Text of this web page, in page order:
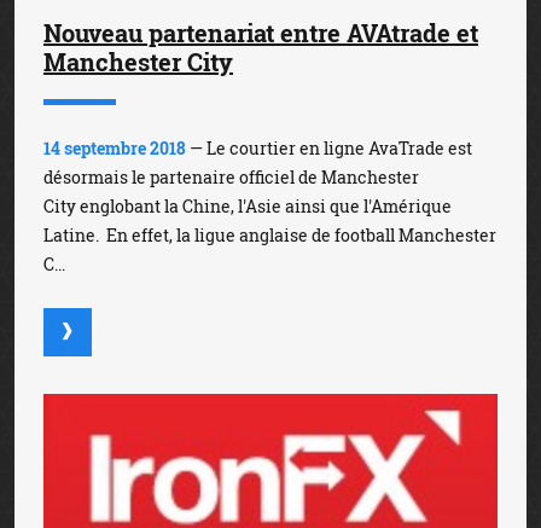
Nouveau partenariat entre AVAtrade et
Manchester City
14 septembre 2018 — Le courtier en ligne AvaTrade est
désormais le partenaire officiel de Manchester
City englobant la Chine, l'Asie ainsi que l'Amérique
Latine. En effet, la ligue anglaise de football Manchester
C...